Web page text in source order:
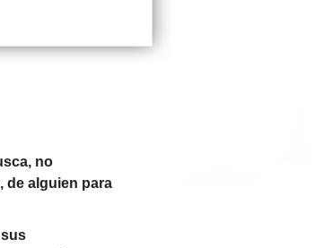
no
de alguien para